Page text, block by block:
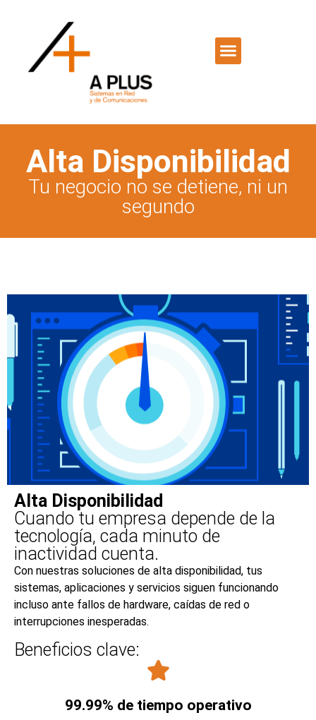
Alta Disponibilidad
Tu negocio no se detiene, ni un
segundo
Alta Disponibilidad​
Cuando tu empresa depende de la
tecnología, cada minuto de
inactividad cuenta.
Con nuestras soluciones de alta disponibilidad, tus
sistemas, aplicaciones y servicios siguen funcionando
incluso ante fallos de hardware, caídas de red o
interrupciones inesperadas.
Beneficios clave:
99.99% de tiempo operativo